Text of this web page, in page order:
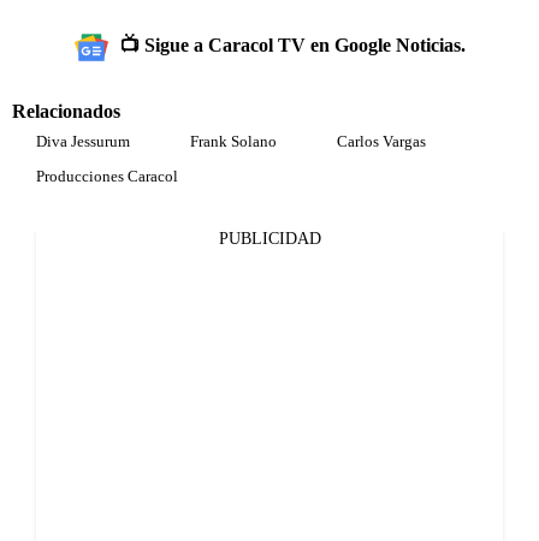
📺 Sigue a Caracol TV en Google Noticias.
Relacionados
Diva Jessurum Frank Solano
Carlos Vargas
Producciones Caracol
PUBLICIDAD